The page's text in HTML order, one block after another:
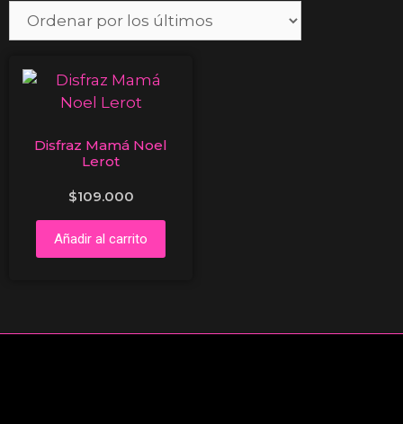
Disfraz Mamá Noel
Lerot
$109.000
Añadir al carrito